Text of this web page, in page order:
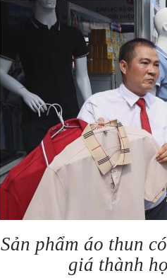
Sản phẩm áo thun
giá thành